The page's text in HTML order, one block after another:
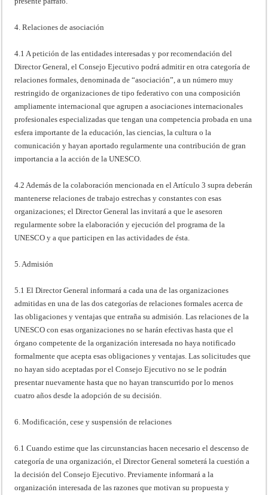
4. Relaciones de asociación
4.1 A petición de las entidades interesadas y por recomendación del
Director General, el Consejo Ejecutivo podrá admitir en otra categoría de
relaciones formales, denominada de “asociación”, a un número muy
restringido de organizaciones de tipo federativo con una composición
ampliamente internacional que agrupen a asociaciones internacionales
profesionales especializadas que tengan una competencia probada en una
esfera importante de la educación, las ciencias, la cultura o la
comunicación y hayan aportado regularmente una contribución de gran
importancia a la acción de la UNESCO.
4.2 Además de la colaboración mencionada en el Artículo 3 supra deberán
mantenerse relaciones de trabajo estrechas y constantes con esas
organizaciones; el Director General las invitará a que le asesoren
regularmente sobre la elaboración y ejecución del programa de la
UNESCO y a que participen en las actividades de ésta.
5. Admisión
5.1 El Director General informará a cada una de las organizaciones
admitidas en una de las dos categorías de relaciones formales acerca de
las obligaciones y ventajas que entraña su admisión. Las relaciones de la
UNESCO con esas organizaciones no se harán efectivas hasta que el
órgano competente de la organización interesada no haya notificado
formalmente que acepta esas obligaciones y ventajas. Las solicitudes que
no hayan sido aceptadas por el Consejo Ejecutivo no se le podrán
presentar nuevamente hasta que no hayan transcurrido por lo menos
cuatro años desde la adopción de su decisión.
6. Modificación, cese y suspensión de relaciones
6.1 Cuando estime que las circunstancias hacen necesario el descenso de
categoría de una organización, el Director General someterá la cuestión a
la decisión del Consejo Ejecutivo. Previamente informará a la
organización interesada de las razones que motivan su propuesta y